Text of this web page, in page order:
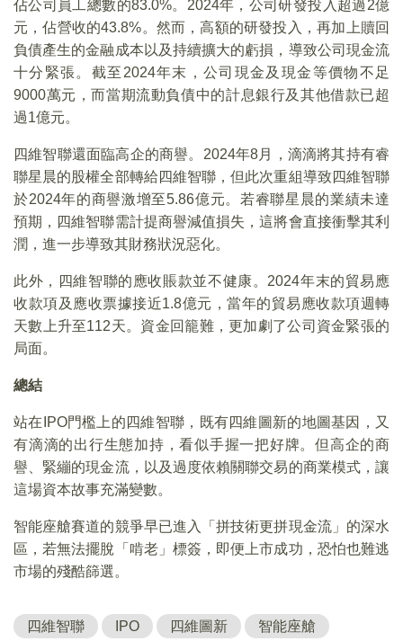
佔公司員工總數的83.0%。2024年，公司研發投入超過2億
元，佔營收的43.8%。然而，高額的研發投入，再加上贖回
負債產生的金融成本以及持續擴大的虧損，導致公司現金流
十分緊張。截至2024年末，公司現金及現金等價物不足
9000萬元，而當期流動負債中的計息銀行及其他借款已超
過1億元。
四維智聯還面臨高企的商譽。2024年8月，滴滴將其持有睿
聯星晨的股權全部轉給四維智聯，但此次重組導致四維智聯
於2024年的商譽激增至5.86億元。若睿聯星晨的業績未達
預期，四維智聯需計提商譽減值損失，這將會直接衝擊其利
潤，進一步導致其財務狀況惡化。
此外，四維智聯的應收賬款並不健康。2024年末的貿易應
收款項及應收票據接近1.8億元，當年的貿易應收款項週轉
天數上升至112天。資金回籠難，更加劇了公司資金緊張的
局面。
總結
站在IPO門檻上的四維智聯，既有四維圖新的地圖基因，又
有滴滴的出行生態加持，看似手握一把好牌。但高企的商
譽、緊繃的現金流，以及過度依賴關聯交易的商業模式，讓
這場資本故事充滿變數。
智能座艙賽道的競爭早已進入「拼技術更拼現金流」的深水
區，若無法擺脫「啃老」標簽，即便上市成功，恐怕也難逃
市場的殘酷篩選。
四維智聯 IPO 四維圖新 智能座艙